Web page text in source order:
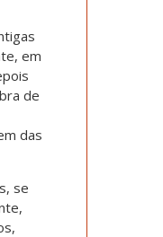
em
de
das
se